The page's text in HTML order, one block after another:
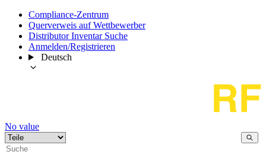
Compliance-Zentrum
Querverweis auf Wettbewerber
Distributor Inventar Suche
Anmelden/Registrieren
Deutsch
No value